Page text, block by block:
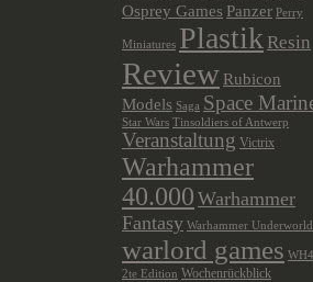
Osprey Games Panzer Perry
Miniatures Plastik Resin
Review Rubicon
Models Saga Space
Star Wars Tinsoldiers of Antwerp
Veranstaltung Victrix
Warhammer
40.000 Warhammer
Fantasy Warhammer
warlord games
2te Edition Wochenrückblick